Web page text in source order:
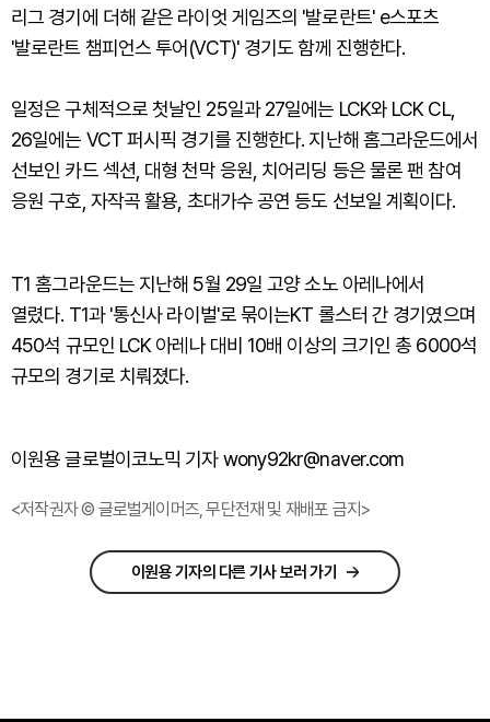
리그 경기에 더해 같은 라이엇 게임즈의 '발로란트' e스포츠
'발로란트 챔피언스 투어(VCT)' 경기도 함께 진행한다.
일정은 구체적으로 첫날인 25일과 27일에는 LCK와 LCK CL,
26일에는 VCT 퍼시픽 경기를 진행한다. 지난해 홈그라운드에서
선보인 카드 섹션, 대형 천막 응원, 치어리딩 등은 물론 팬 참여
응원 구호, 자작곡 활용, 초대가수 공연 등도 선보일 계획이다.
T1 홈그라운드는 지난해 5월 29일 고양 소노 아레나에서
열렸다. T1과 '통신사 라이벌'로 묶이는KT 롤스터 간 경기였으며
450석 규모인 LCK 아레나 대비 10배 이상의 크기인 총 6000석
규모의 경기로 치뤄졌다.
이원용 글로벌이코노믹 기자 wony92kr@naver.com
<저작권자 © 글로벌게이머즈, 무단전재 및 재배포 금지>
이원용 기자의 다른 기사 보러 가기